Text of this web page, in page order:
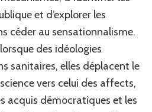
et d’explorer les
céder au sensationnalisme.
des idéologies
sanitaires, elles déplacent le
vers celui des affects,
acquis démocratiques et les